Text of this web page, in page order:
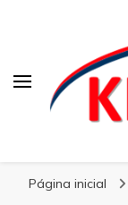
Página inicial